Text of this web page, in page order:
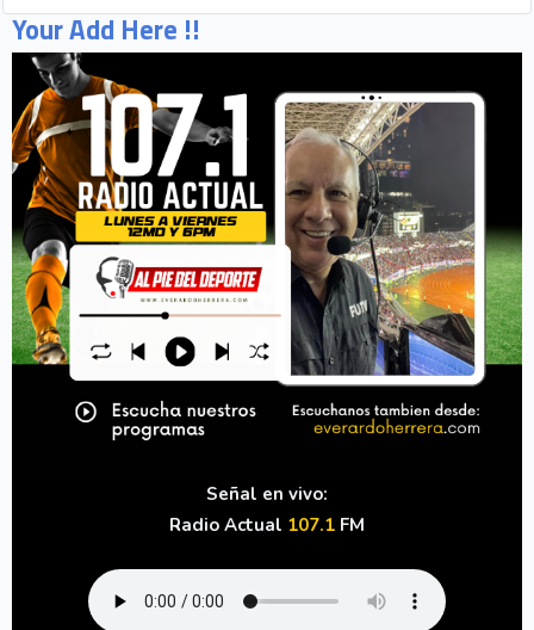
Your Add Here !!
Señal en vivo:
Radio Actual 107.1 FM